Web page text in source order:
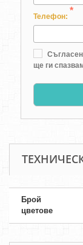
Телефон:
*
ще ги
Брой
цветове